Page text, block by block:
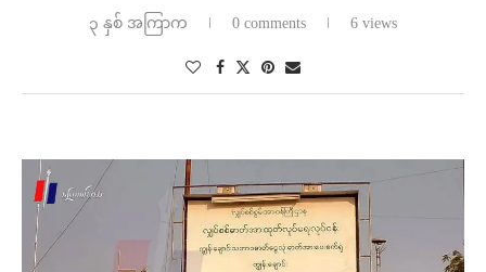
၃ နှစ် အကြာက 0 comments 6 views